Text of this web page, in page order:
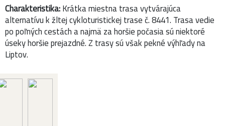
Charakteristika:Krátka miestna trasa vytvárajúca
alternatívu k žltej cykloturistickej trase č. 8441. Trasa vedie
po poľných cestách a najmä za horšie počasia sú niektoré
úseky horšie prejazdné. Z trasy sú však pekné výhľady na
Liptov.